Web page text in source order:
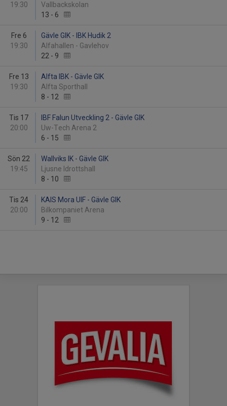
19:30
Vallbackskolan
13 - 6
Fre 6
19:30
Gävle GIK - IBK Hudik 2
Alfahallen - Gavlehov
22 - 9
Fre 13
19:30
Alfta IBK - Gävle GIK
Alfta Sporthall
8 - 12
Tis 17
20:00
IBF Falun Utveckling 2 - Gävle GIK
Uw-Tech Arena 2
6 - 15
Sön 22
19:45
Wallviks IK - Gävle GIK
Ljusne Idrottshall
8 - 10
Tis 24
20:00
KAIS Mora UIF - Gävle GIK
Bilkompaniet Arena
9 - 12